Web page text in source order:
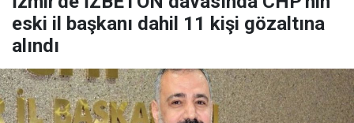
eski il başkanı dahil 11 kişi gözaltına
alındı